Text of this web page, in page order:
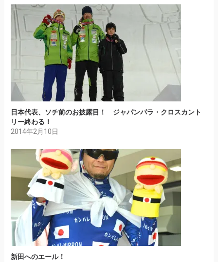
日本代表、ソチ前のお披露目！ ジャパンパラ・クロスカント
リー終わる！
2014年2月10日
新田へのエール！